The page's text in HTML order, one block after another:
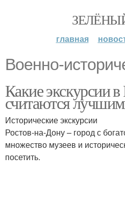
главная
Военно-
Какие экскурсии в
считаются
Исторические экскурсии
Ростов-на-Дону – город с
множество музеев и
посетить.